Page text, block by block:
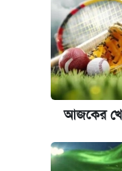
আজকের